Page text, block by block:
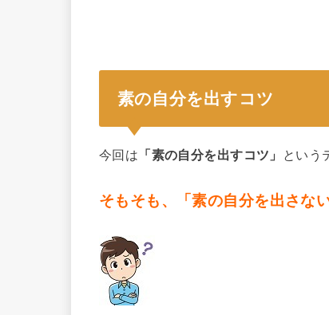
素の自分を出すコツ
今回は 「素の自分を出すコツ」 という
そもそも、「素の自分を出さな